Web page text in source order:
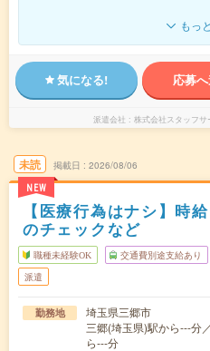
もっ
気になる! 応募
派遣会社 株式会社スタッフ
未読
NEW
掲載日 2026/08/06
【医療行為はナシ】時
のチェックなど
職種未経験OK 交通費別途支給あり
派遣
勤務地
埼玉県三郷市
三郷(埼玉県)駅から---分
ら---分